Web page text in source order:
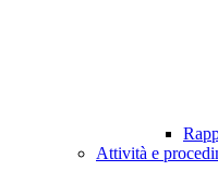
Attività e